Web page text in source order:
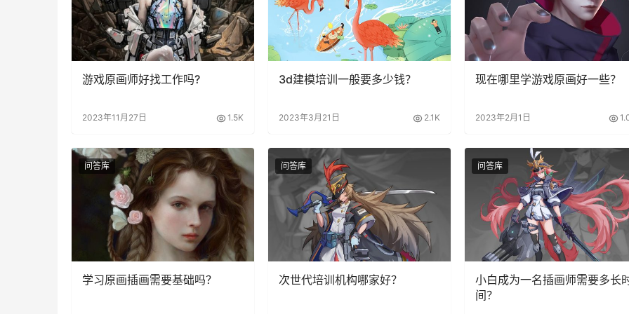
游戏原画师好找工作吗?
2023年11月27日 1.5K
3d建模培训一般要多少钱？
2023年3月21日 2.1K
现在哪里学游戏原画好一些？
2023年2月1日
问答库
学习原画插画需要基础吗？
问答库
次世代培训机构哪家好？
问答库
小白成为一名插画师需要多长
间？